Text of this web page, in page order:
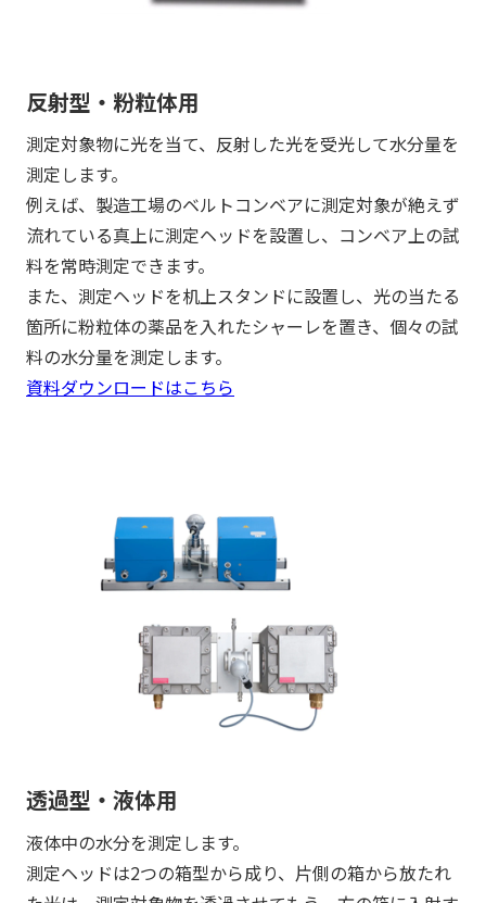
反射型・粉粒体用
測定対象物に光を当て、反射した光を受光して水分量を
測定します。
例えば、製造工場のベルトコンベアに測定対象が絶えず
流れている真上に測定ヘッドを設置し、コンベア上の試
料を常時測定できます。
また、測定ヘッドを机上スタンドに設置し、光の当たる
箇所に粉粒体の薬品を入れたシャーレを置き、個々の試
料の水分量を測定します。
資料ダウンロードはこちら
透過型・液体用
液体中の水分を測定します。
測定ヘッドは2つの箱型から成り、片側の箱から放たれ